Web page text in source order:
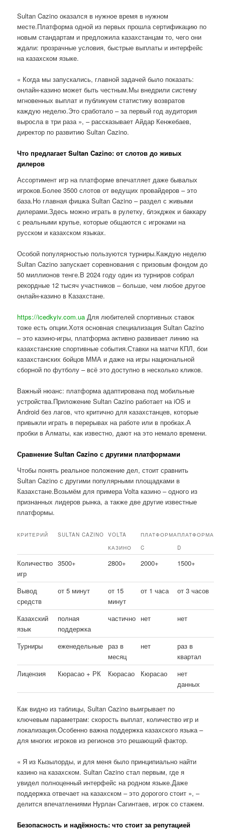
Sultan Cazino оказался в нужное время в нужном
месте.Платформа одной из первых прошла сертификацию по
новым стандартам и предложила казахстанцам то, чего они
ждали: прозрачные условия, быстрые выплаты и интерфейс
на казахском языке.
« Когда мы запускались, главной задачей было показать:
онлайн-казино может быть честным.Мы внедрили систему
мгновенных выплат и публикуем статистику возвратов
каждую неделю.Это сработало – за первый год аудитория
выросла в три раза », – рассказывает Айдар Кенжебаев,
директор по развитию Sultan Cazino.
Что предлагает Sultan Cazino: от слотов до живых
дилеров
Ассортимент игр на платформе впечатляет даже бывалых
игроков.Более 3500 слотов от ведущих провайдеров – это
база.Но главная фишка Sultan Cazino – раздел с живыми
дилерами.Здесь можно играть в рулетку, блэкджек и баккару
с реальными крупье, которые общаются с игроками на
русском и казахском языках.
Особой популярностью пользуются турниры.Каждую неделю
Sultan Cazino запускает соревнования с призовым фондом до
50 миллионов тенге.В 2024 году один из турниров собрал
рекордные 12 тысяч участников – больше, чем любое другое
онлайн-казино в Казахстане.
https://icedkyiv.com.ua Для любителей спортивных ставок
тоже есть опции.Хотя основная специализация Sultan Cazino
– это казино-игры, платформа активно развивает линию на
казахстанские спортивные события.Ставки на матчи КПЛ, бои
казахстанских бойцов ММА и даже на игры национальной
сборной по футболу – всё это доступно в несколько кликов.
Важный нюанс: платформа адаптирована под мобильные
устройства.Приложение Sultan Cazino работает на iOS и
Android без лагов, что критично для казахстанцев, которые
привыкли играть в перерывах на работе или в пробках.А
пробки в Алматы, как известно, дают на это немало времени.
Сравнение Sultan Cazino с другими платформами
Чтобы понять реальное положение дел, стоит сравнить
Sultan Cazino с другими популярными площадками в
Казахстане.Возьмём для примера Volta казино – одного из
признанных лидеров рынка, а также две другие известные
платформы.
КРИТЕРИЙ SULTAN CAZINO
VOLTA
КАЗИНО
ПЛАТФОРМА
C
ПЛАТФОРМА
D
Количество
игр
3500+ 2800+ 2000+ 1500+
Вывод
средств
от 5 минут
от 15
минут
от 1 часа от 3 часов
Казахский
язык
полная
поддержка
частично нет нет
Турниры еженедельные раз в
месяц
нет
раз в
квартал
Лицензия
Кюрасао + РК Кюрасао Кюрасао
нет
данных
Как видно из таблицы, Sultan Cazino выигрывает по
ключевым параметрам: скорость выплат, количество игр и
локализация.Особенно важна поддержка казахского языка –
для многих игроков из регионов это решающий фактор.
« Я из Кызылорды, и для меня было принципиально найти
казино на казахском. Sultan Cazino стал первым, где я
увидел полноценный интерфейс на родном языке.Даже
поддержка отвечает на казахском – это дорогого стоит », –
делится впечатлениями Нурлан Сагинтаев, игрок со стажем.
Безопасность и надёжность: что стоит за репутацией